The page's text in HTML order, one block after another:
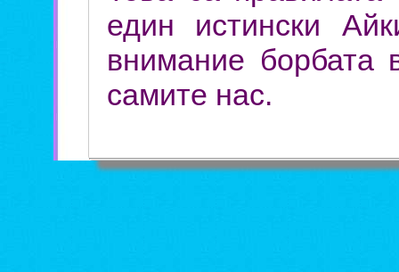
един истински
внимание борбата
самите нас.